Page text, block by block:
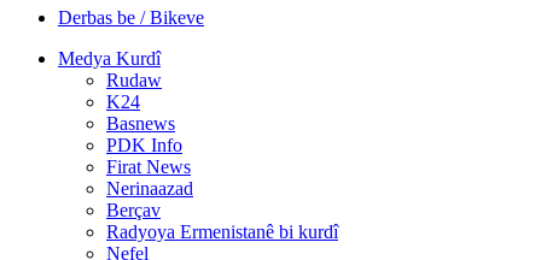
Derbas be / Bikeve
Medya Kurdî
Rudaw
K24
Basnews
PDK Info
Firat News
Nerinaazad
Berçav
Radyoya Ermenistanê bi kurdî
Nefel